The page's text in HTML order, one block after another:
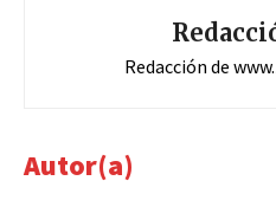
Redacción de
Autor(a)